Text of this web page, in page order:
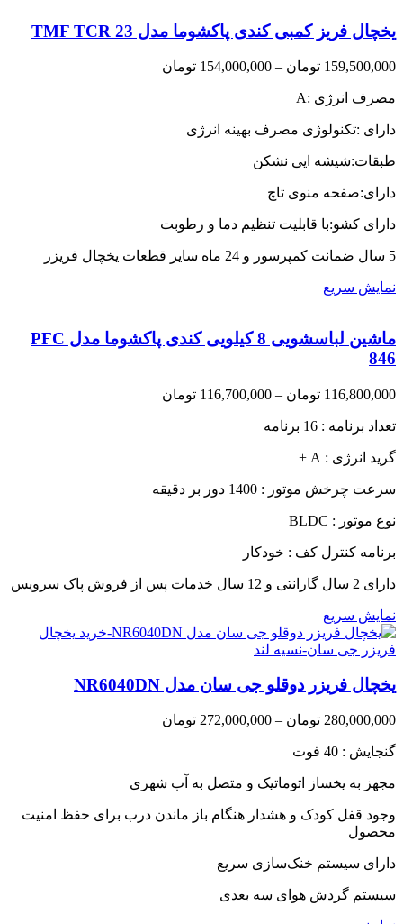
یخچال فریز کمبی کندی پاکشوما مدل TMF TCR 23
159,500,000 تومان –
154,000,000 تومان
مصرف انرژی :A
دارای :تکنولوژی مصرف بهینه انرژی
طبقات:شیشه ایی نشکن
دارای:صفحه منوی تاچ
دارای کشو:با قابلیت تنظیم دما و رطوبت
5 سال ضمانت کمپرسور و 24 ماه سایر قطعات یخچال فریزر
نمایش سریع
ماشین لباسشویی 8 کیلویی کندی پاکشوما مدل PFC
846
116,800,000 تومان –
116,700,000 تومان
تعداد برنامه : 16 برنامه
گرید انرژی : A +
سرعت چرخش موتور : 1400 دور بر دقیقه
نوع موتور : BLDC
برنامه کنترل کف : خودکار
دارای 2 سال گارانتی و 12 سال خدمات پس از فروش پاک سرویس
نمایش سریع
یخچال فریزر دوقلو جی سان مدل NR6040DN
280,000,000 تومان –
272,000,000 تومان
280,000,000 تومان
گنجایش : 40 فوت
مجهز به یخساز اتوماتیک و متصل به آب شهری
وجود قفل کودک و هشدار هنگام باز ماندن درب برای حفظ امنیت
محصول
دارای سیستم خنک‌سازی سریع
سیستم گردش هوای سه بعدی